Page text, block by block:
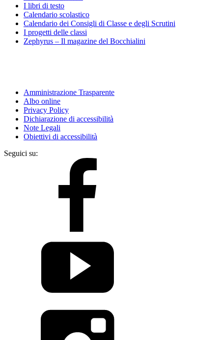
I libri di testo
Calendario scolastico
Calendario dei Consigli di Classe e degli Scrutini
I progetti delle classi
Zephyrus – Il magazine del Bocchialini
Amministrazione Trasparente
Albo online
Privacy Policy
Dichiarazione di accessibilità
Note Legali
Obiettivi di accessibilità
Seguici su: